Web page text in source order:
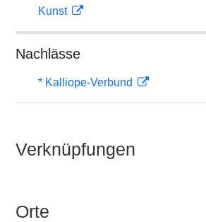
Kunst
Nachlässe
* Kalliope-Verbund
Verknüpfungen
Orte